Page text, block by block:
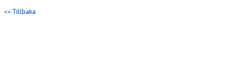
<< Tillbaka